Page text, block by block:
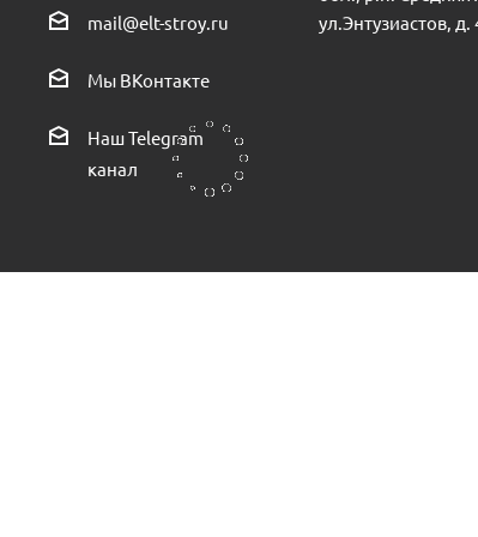
Крыльчатка на насос LEO модель 170-1 пр.КНР
mail@elt-stroy.ru
Мы ВКонтакте
Наш Telegram
канал
ул.Энтузиастов, д.